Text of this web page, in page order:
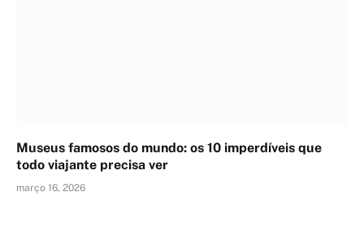
Museus famosos do mundo: os 10 imperdíveis que
todo viajante precisa ver
março 16, 2026